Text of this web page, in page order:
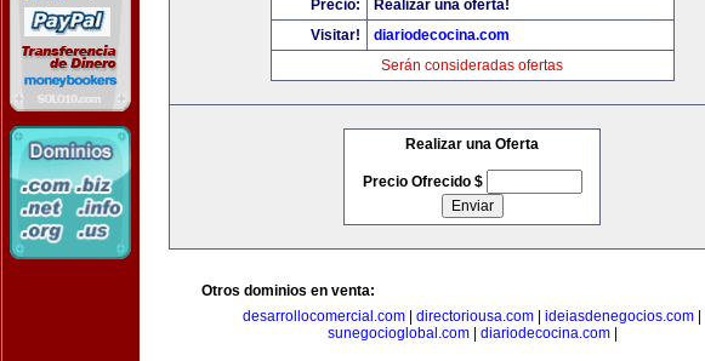
Precio:
Realizar una oferta!
Visitar!
diariodecocina.com
Serán consideradas ofertas
Realizar una Oferta
Precio Ofrecido $
Otros dominios en venta:
desarrollocomercial.com
directoriousa.com ideiasdenegocios.com
sunegocioglobal.com| diariodecocina.com|